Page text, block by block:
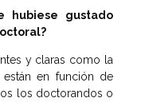
hubiese gustado
y claras como la
están en función de
los doctorandos o